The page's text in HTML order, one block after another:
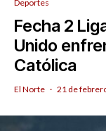
Deportes
Fecha 2
Unido
Católica
El Norte · 21 de